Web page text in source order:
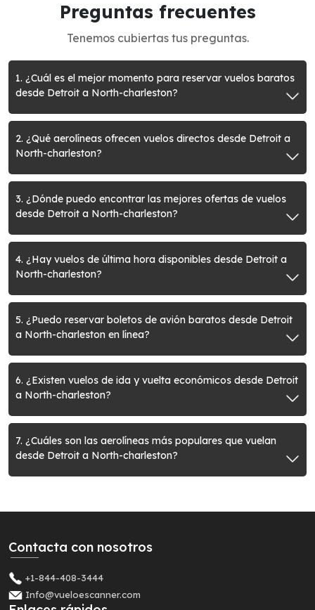
Preguntas frecuentes
Tenemos cubiertas tus preguntas.
1. ¿Cuál es el mejor momento para reservar vuelos baratos
desde Detroit a North-charleston?
2. ¿Qué aerolíneas ofrecen vuelos directos desde Detroit a
North-charleston?
3. ¿Dónde puedo encontrar las mejores ofertas de vuelos
desde Detroit a North-charleston?
4. ¿Hay vuelos de última hora disponibles desde Detroit a
North-charleston?
5. ¿Puedo reservar boletos de avión baratos desde Detroit
a North-charleston en línea?
6. ¿Existen vuelos de ida y vuelta económicos desde Detroit
a North-charleston?
7. ¿Cuáles son las aerolíneas más populares que vuelan
desde Detroit a North-charleston?
Contacta con nosotros
+1-844-408-3444
Info@vueloescanner.com